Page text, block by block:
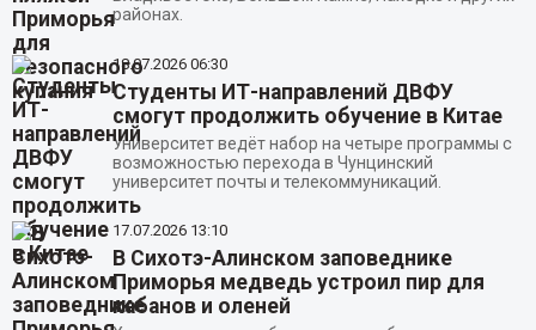
районах.
18.07.2026 06:30
Студенты ИТ-направлений ДВФУ
смогут продолжить обучение в Китае
Университет ведёт набор на четыре программы с
возможностью перехода в Чунцинский
университет почты и телекоммуникаций.
17.07.2026 13:10
В Сихотэ-Алинском заповеднике
Приморья медведь устроил пир для
кабанов и оленей